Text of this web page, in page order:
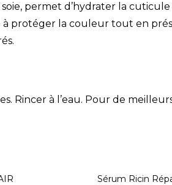
permet d’hydrater la
protéger la couleur tout en
Rincer à l’eau. Pour de
Sérum Ricin